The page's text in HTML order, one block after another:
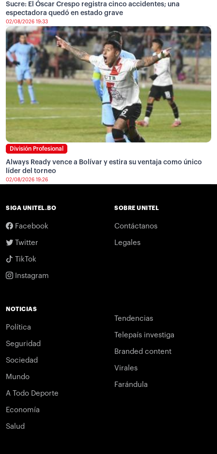
Sucre: El Óscar Crespo registra cinco accidentes; una
espectadora quedó en estado grave
02/08/2026 19:33
División Profesional
Always Ready vence a Bolívar y estira su ventaja como único
líder del torneo
02/08/2026 19:26
SIGA UNITEL.BO
Facebook
Twitter
TikTok
Instagram
SOBRE UNITEL
Contáctanos
Legales
NOTICIAS
Política
Seguridad
Sociedad
Mundo
A Todo Deporte
Economía
Salud
Tendencias
Telepaís investiga
Branded content
Virales
Farándula